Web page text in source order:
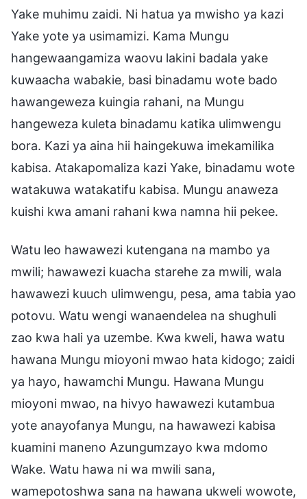
Yake muhimu zaidi. Ni hatua ya mwisho ya kazi
Yake yote ya usimamizi. Kama Mungu
hangewaangamiza waovu lakini badala yake
kuwaacha wabakie, basi binadamu wote bado
hawangeweza kuingia rahani, na Mungu
hangeweza kuleta binadamu katika ulimwengu
bora. Kazi ya aina hii haingekuwa imekamilika
kabisa. Atakapomaliza kazi Yake, binadamu wote
watakuwa watakatifu kabisa. Mungu anaweza
kuishi kwa amani rahani kwa namna hii pekee.
Watu leo hawawezi kutengana na mambo ya
mwili; hawawezi kuacha starehe za mwili, wala
hawawezi kuuch ulimwengu, pesa, ama tabia yao
potovu. Watu wengi wanaendelea na shughuli
zao kwa hali ya uzembe. Kwa kweli, hawa watu
hawana Mungu mioyoni mwao hata kidogo; zaidi
ya hayo, hawamchi Mungu. Hawana Mungu
mioyoni mwao, na hivyo hawawezi kutambua
yote anayofanya Mungu, na hawawezi kabisa
kuamini maneno Azungumzayo kwa mdomo
Wake. Watu hawa ni wa mwili sana,
wamepotoshwa sana na hawana ukweli wowote,